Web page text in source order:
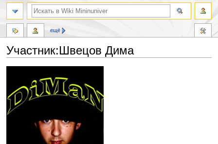
Участник:Швецов Дима
навигации
поиску
ещё